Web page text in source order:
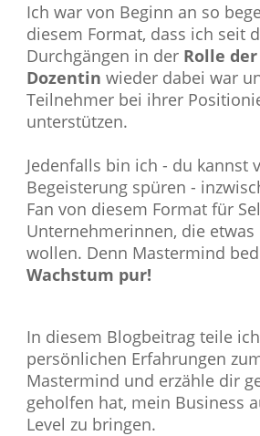
Ich war von Beginn an so
diesem Format, dass ich seit
Durchgängen in der Rolle
Dozentin wieder dabei war
Teilnehmer bei ihrer
unterstützen.
Jedenfalls bin ich - du kannst
Begeisterung spüren -
Fan von diesem Format für
Unternehmerinnen, die etwas
wollen. Denn Mastermind
Wachstum pur!
In diesem Blogbeitrag teile
persönlichen Erfahrungen
Mastermind und erzähle dir
geholfen hat, mein Business
Level zu bringen.